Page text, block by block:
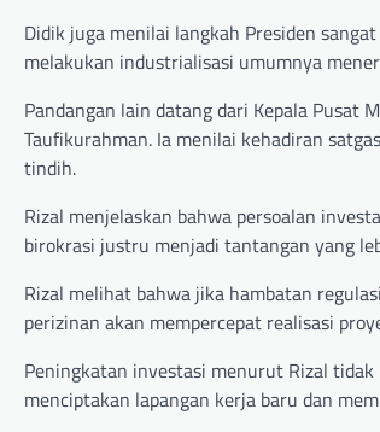
Didik juga menilai langkah Presiden
melakukan industrialisasi umumnya
Pandangan lain datang dari Kepala Pusat
Taufikurahman. Ia menilai kehadiran
tindih.
Rizal menjelaskan bahwa persoalan
birokrasi justru menjadi tantangan yang
Rizal melihat bahwa jika hambatan
perizinan akan mempercepat realisasi
Peningkatan investasi menurut Rizal
menciptakan lapangan kerja baru dan